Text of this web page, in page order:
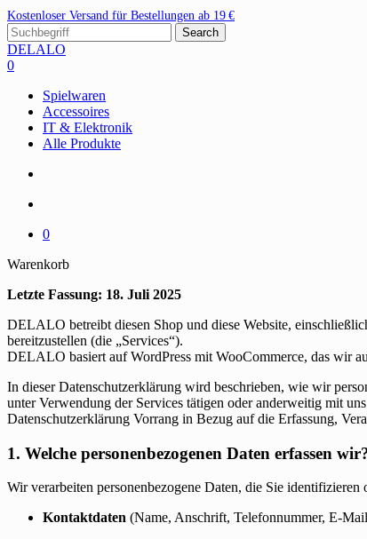
Skip
to
main
content
Kostenloser Versand für Bestellungen ab 19 €
Search
Close
Search
DELALO
search
account
0
Spielwaren
Accessoires
IT & Elektronik
Alle Produkte
0
WarenkorbClose
Letzte Fassung: 18. Juli 2025
DELALO betreibt diesen Shop und diese Website,
bereitzustellen (die „Services“).
DELALO basiert auf WordPress mit WooCommerce, das wir
In dieser Datenschutzerklärung wird beschrieben, wie wir
unter Verwendung der Services tätigen oder anderweitig mit
Datenschutzerklärung Vorrang in Bezug auf die Erfassung,
1. Welche personenbezogenen Daten erfassen
Wir verarbeiten personenbezogene Daten, die Sie
Kontaktdaten (Name, Anschrift, Telefonnummer, E-